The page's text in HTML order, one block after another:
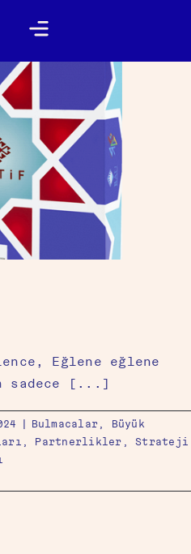
Eğlene eğlene
sadece [...]
| Bulmacalar, Büyük
, Partnerlikler ,Strateji